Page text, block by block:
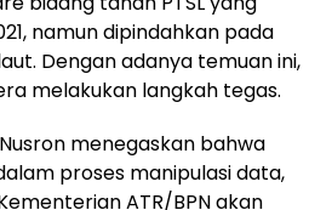
namun dipindahkan pada
Dengan adanya temuan ini,
melakukan langkah tegas.
menegaskan bahwa
proses manipulasi data,
ATR/BPN akan